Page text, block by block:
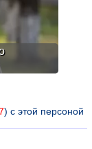
) с этой персоной